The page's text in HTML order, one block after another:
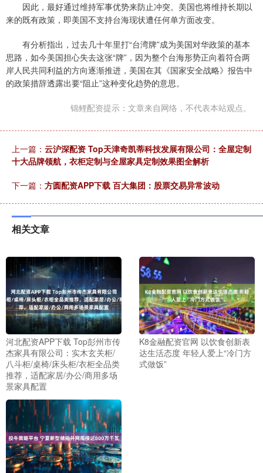
因此，最好通过维持军事优势来防止冲突。美国也将维持长期以
来的既有政策，即美国不支持台海现状遭任何单方面改变。
有分析指出，过去几十年里打“台湾牌”成为美国对华政策的基本
思路，如今美国担心失去这张“牌”，因为整个台海形势正向着符合两
岸人民共同利益的方向逐渐推进，美国在其《国家安全战略》报告中
的政策措辞透露出要“阻止”这种变化趋势的意思。
锦鲤配资提示：文章来自网络，不代表本站观点。
上一篇： 云沪深配资 Top天津奇凯蒂科技发展有限公司：全屋定制
十大品牌领航，衣柜定制与全屋家具定制效果图全解析
下一篇： 方圆配资APP下载 百大集团：股票交易异常波动
相关文章
河北配资APP下载 Top彭州市传
杰家具有限公司：实木玄关柜/
八斗柜/桌椅/床头柜/衣柜全品类
推荐，适配家居/办公/商用多场
景家具配置
K8金融配资官网 以饮食创新表
达生活态度 年轻人爱上“冷门方
式做饭”